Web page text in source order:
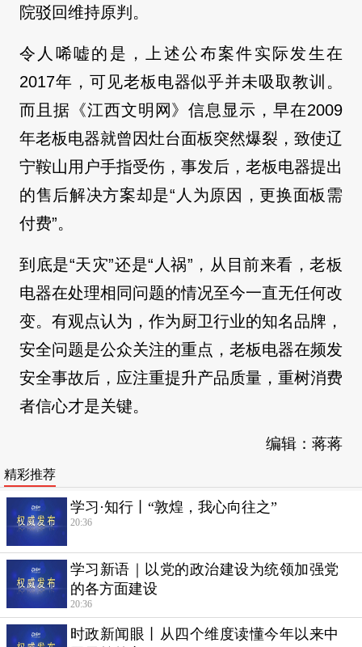
院驳回维持原判。
令人唏嘘的是，上述公布案件实际发生在
2017年，可见老板电器似乎并未吸取教训。
而且据《江西文明网》信息显示，早在2009
年老板电器就曾因灶台面板突然爆裂，致使辽
宁鞍山用户手指受伤，事发后，老板电器提出
的售后解决方案却是“人为原因，更换面板需
付费”。
到底是“天灾”还是“人祸”，从目前来看，老板
电器在处理相同问题的情况至今一直无任何改
变。有观点认为，作为厨卫行业的知名品牌，
安全问题是公众关注的重点，老板电器在频发
安全事故后，应注重提升产品质量，重树消费
者信心才是关键。
编辑：蒋蒋
精彩推荐